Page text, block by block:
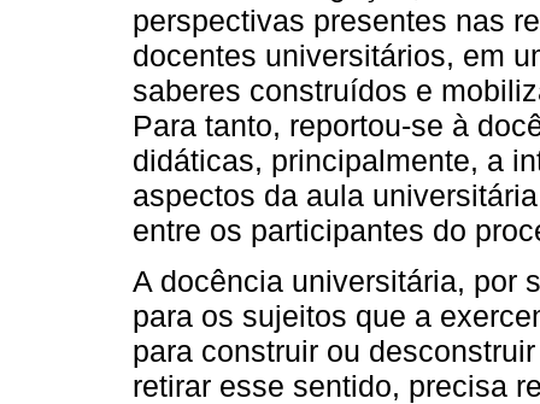
perspectivas presentes nas
docentes universitários, em
saberes construídos e
Para tanto, reportou-se à
didáticas, principalmente, a
aspectos da aula
entre os participantes do
A docência universitária, por
para os sujeitos que a
para construir ou
retirar esse sentido, precisa